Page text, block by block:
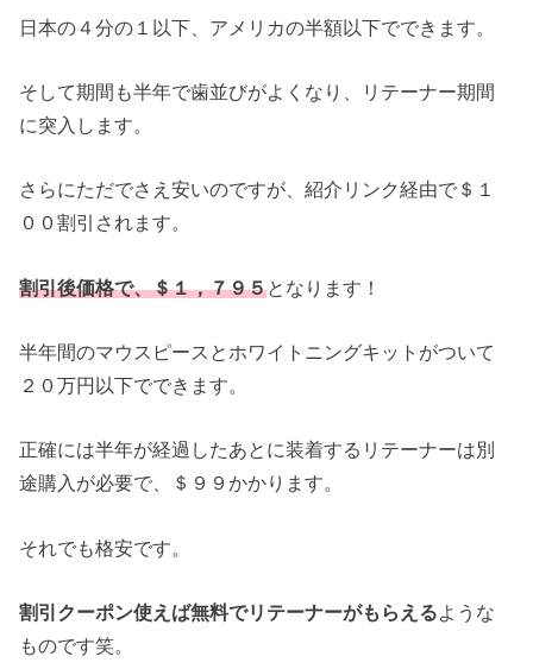
日本の４分の１以下、アメリカの半額以下でできます。
そして期間も半年で歯並びがよくなり、リテーナー期間
に突入します。
さらにただでさえ安いのですが、紹介リンク経由で＄１
００割引されます。
割引後価格で、＄１，７９５となります！
半年間のマウスピースとホワイトニングキットがついて
２０万円以下でできます。
正確には半年が経過したあとに装着するリテーナーは別
途購入が必要で、＄９９かかります。
それでも格安です。
割引クーポン使えば無料でリテーナーがもらえるような
ものです笑。